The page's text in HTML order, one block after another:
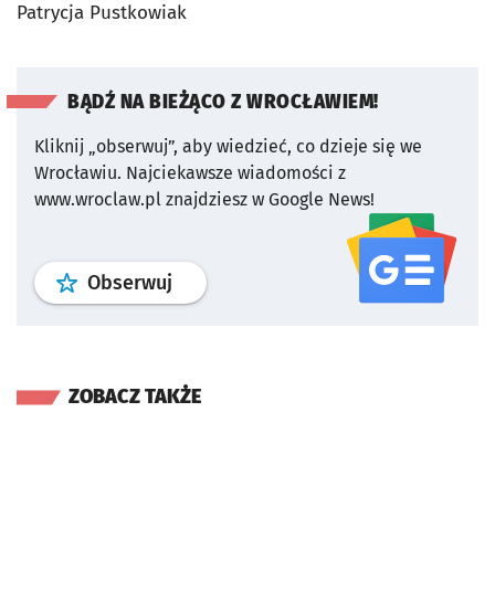
Patrycja Pustkowiak
BĄDŹ NA BIEŻĄCO Z WROCŁAWIEM!
Kliknij „obserwuj”, aby wiedzieć, co dzieje się we
Wrocławiu. Najciekawsze wiadomości z
www.wroclaw.pl znajdziesz w Google News!
Obserwuj profil serwisu
ZOBACZ TAKŻE